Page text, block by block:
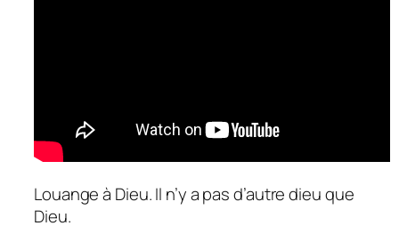
Louange à Dieu. Il n’y a pas d’autre dieu que
Dieu.